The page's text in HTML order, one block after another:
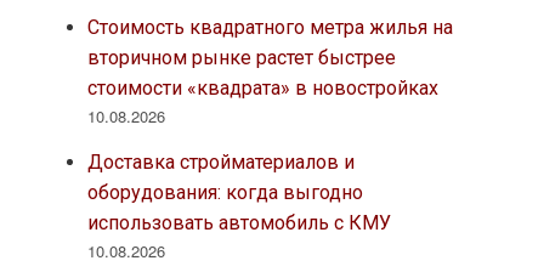
Стоимость квадратного метра жилья на
вторичном рынке растет быстрее
стоимости «квадрата» в новостройках
10.08.2026
Доставка стройматериалов и
оборудования: когда выгодно
использовать автомобиль с КМУ
10.08.2026